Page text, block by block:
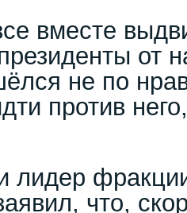
вместе
от
не по
против
лидер
что,